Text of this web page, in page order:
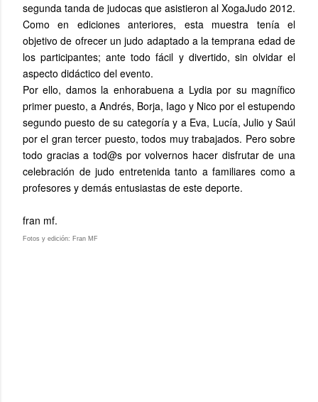
segunda tanda de judocas que asistieron al XogaJudo 2012.
Como en ediciones anteriores, esta muestra tenía el
objetivo de ofrecer un judo adaptado a la temprana edad de
los participantes; ante todo fácil y divertido, sin olvidar el
aspecto didáctico del evento.
Por ello, damos la enhorabuena a Lydia por su magnífico
primer puesto, a Andrés, Borja, Iago y Nico por el estupendo
segundo puesto de su categoría y a Eva, Lucía, Julio y Saúl
por el gran tercer puesto, todos muy trabajados. Pero sobre
todo gracias a tod@s por volvernos hacer disfrutar de una
celebración de judo entretenida tanto a familiares como a
profesores y demás entusiastas de este deporte.
fran mf.
Fotos y edición: Fran MF